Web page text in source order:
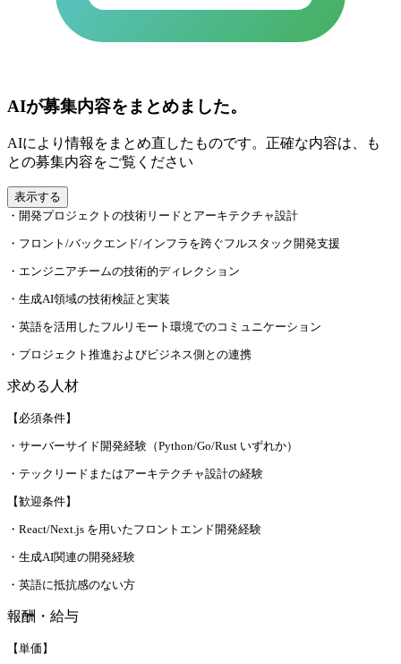
AIが募集内容をまとめました。
AIにより情報をまとめ直したものです。正確な内容は、も
との募集内容をご覧ください
表示する
・開発プロジェクトの技術リードとアーキテクチャ設計
・フロント/バックエンド/インフラを跨ぐフルスタック開発支援
・エンジニアチームの技術的ディレクション
・生成AI領域の技術検証と実装
・英語を活用したフルリモート環境でのコミュニケーション
・プロジェクト推進およびビジネス側との連携
求める人材
【必須条件】
・サーバーサイド開発経験（Python/Go/Rust いずれか）
・テックリードまたはアーキテクチャ設計の経験
【歓迎条件】
・React/Next.js を用いたフロントエンド開発経験
・生成AI関連の開発経験
・英語に抵抗感のない方
報酬・給与
【単価】